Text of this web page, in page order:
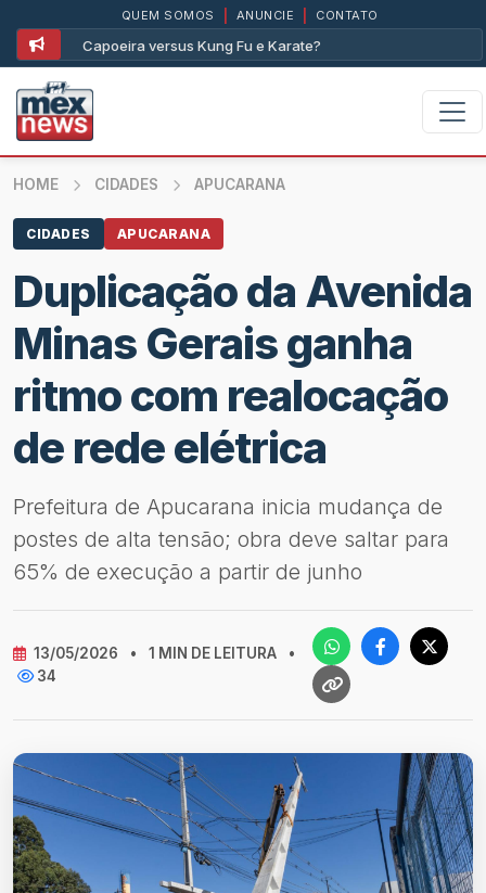
Capoeira versus Kung Fu e Karate?
QUEM SOMOS ANUNCIE CONTATO
HOME CIDADES APUCARANA
CIDADES APUCARANA
Duplicação da Avenida
Minas Gerais ganha
ritmo com realocação
de rede elétrica
Prefeitura de Apucarana inicia mudança de
postes de alta tensão; obra deve saltar para
65% de execução a partir de junho
13/05/2026 • 1 MIN DE LEITURA
•
34